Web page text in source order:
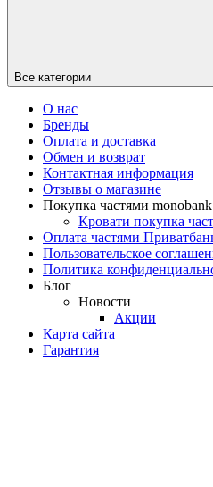
Все категории
О нас
Бренды
Оплата и доставка
Обмен и возврат
Контактная информация
Отзывы о магазине
Покупка частями monobank
Кровати покупка
Оплата частями
Пользовательское
Политика
Блог
Новости
Акции
Карта сайта
Гарантия